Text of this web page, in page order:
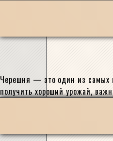
Черешня — это один из самых
получить хороший урожай,